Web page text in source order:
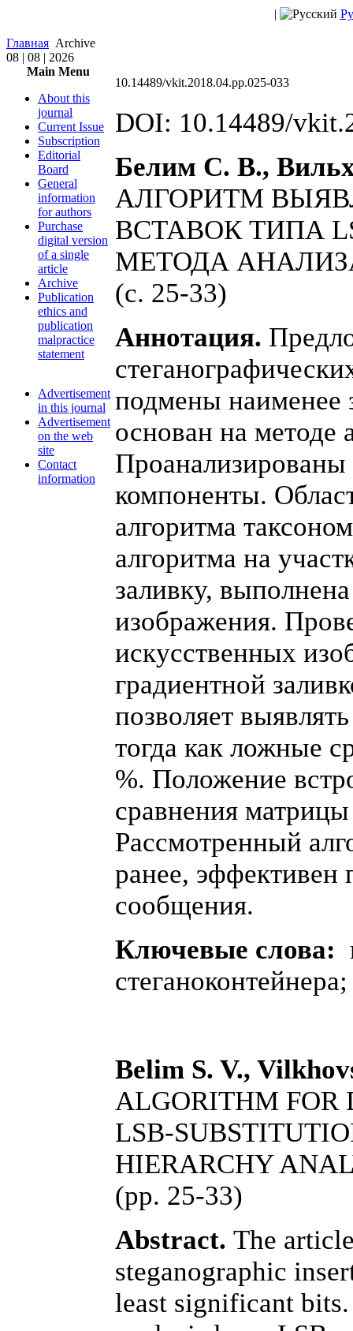
|
Главная Archive
08 | 08 | 2026
Main Menu
About this
journal
Current Issue
Subscription
Editorial
Board
General
information
for authors
Purchase
digital version
of a single
article
Archive
Publication
ethics and
publication
malpractice
statement
Advertisement
in this journal
Advertisement
on the web
site
Contact
information
10.14489/vkit.2018.04.pp.025-033
DOI: 10.14489/
Белим С. В.,
АЛГОРИТМ
ВСТАВОК ТИПА
МЕТОДА
(c. 25-33)
Аннотация.
подмены наименее
основан на методе
компоненты.
алгоритма
алгоритма на
заливку,
изображения.
искусственных
градиентной
позволяет
тогда как ложные
%. Положение
сравнения
Рассмотренный
ранее, эффективен
сообщения.
Ключевые слова:
Belim S. V.,
ALGORITHM FOR
LSB-
HIERARCHY
(pp. 25-33)
Abstract. The
steganographic
least significant